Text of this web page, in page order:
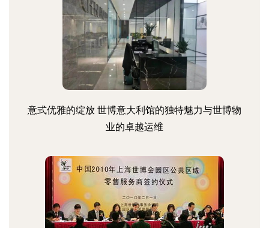
意式优雅的绽放 世博意大利馆的独特魅力与世博物
业的卓越运维